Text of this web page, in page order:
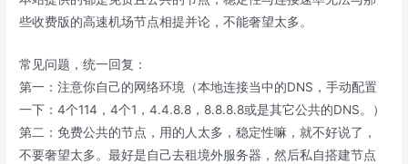
些收费版的高速机场节点相提并论，不能奢望太多。
常见问题，统一回复：
第一：注意你自己的网络环境（本地连接当中的DNS，手动配置
一下：4个114，4个1，4.4.8.8，8.8.8.8或是其它公共的DNS。）
第二：免费公共的节点，用的人太多，稳定性嘛，就不好说了，
不要奢望太多。最好是自己去租境外服务器，然后私自搭建节点